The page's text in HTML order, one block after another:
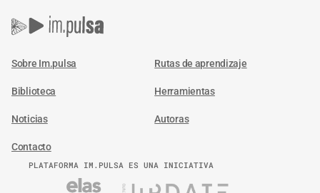
Sobre Im.pulsa Rutas de aprendizaje
Biblioteca Herramientas
Noticias Autoras
Contacto
PLATAFORMA IM.PULSA ES UNA INICIATIVA